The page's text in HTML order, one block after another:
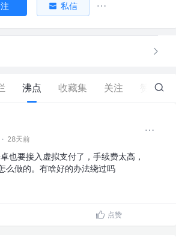
私信
沸点 收藏集 关注 15
· 28天前
也要接入虚拟支付了，手续费太高，
么做的。有啥好的办法绕过吗
点赞